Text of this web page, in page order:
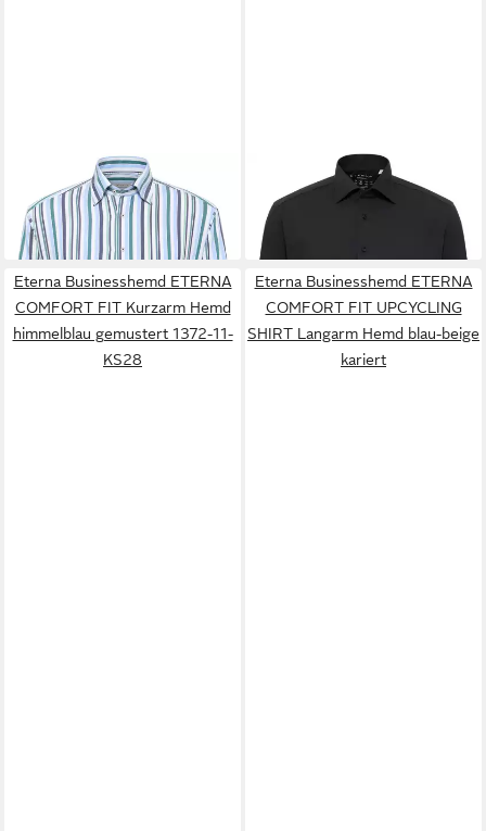
ETERNABusinesshemd
ETERNA MODERN FIT
Langarm Hemd twill grün
gestreift 1245-46-X11U
ab 69,99 €
ETERNABusinesshemd
ETERNA COMFORT FIT
Performance Shirt Langarm
Hemd schwarz twill 4194-3
ab 69,99 €
Eterna Businesshemd ETERNA
COMFORT FIT Kurzarm Hemd
himmelblau gemustert 1372-11-
KS28
Eterna Businesshemd ETERNA
COMFORT FIT UPCYCLING
SHIRT Langarm Hemd blau-beige
kariert